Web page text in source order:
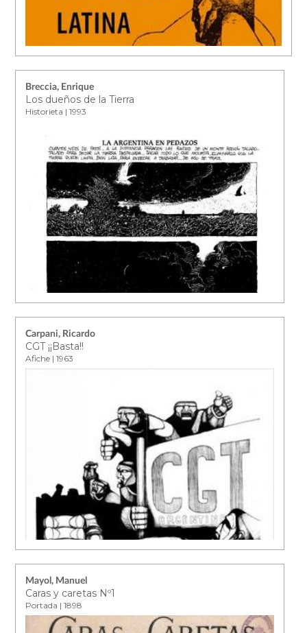
Breccia, Enrique
Los dueños de la Tierra
Historieta | 1993
Carpani, Ricardo
CGT ¡¡Basta!!
Afiche | 1963
Mayol, Manuel
Caras y caretas Nº1
Portada | 1898